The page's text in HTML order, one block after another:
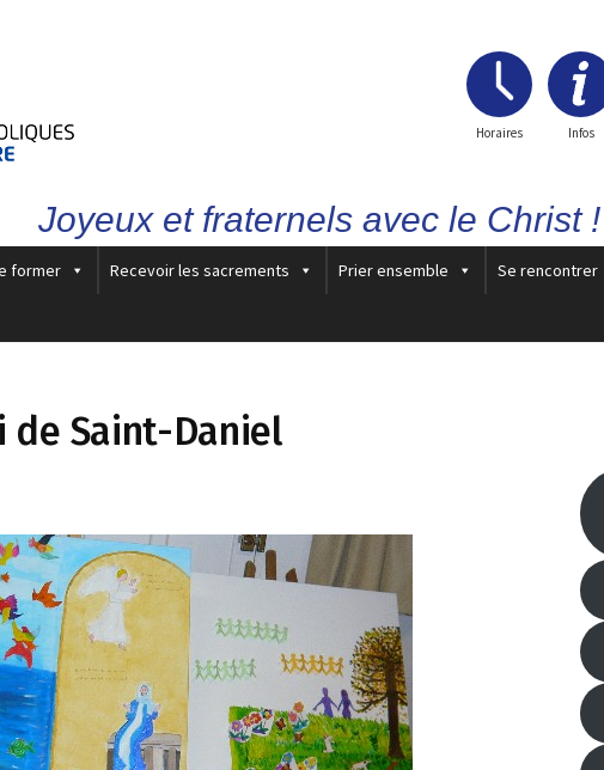
Horaires Infos
Joyeux et fraternels avec le Christ !
former Recevoir les sacrements Prier ensemble Se rencontrer
de Saint-Daniel